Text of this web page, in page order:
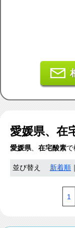
愛媛県、在
愛媛県 在宅酸素
並び替え 新着順
1